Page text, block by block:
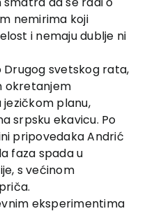
nemirima koji
i nemaju dublje ni
Drugog svetskog rata,
okretanjem
planu,
srpsku ekavicu. Po
pripovedaka Andrić
faza spada u
s većinom
eksperimentima